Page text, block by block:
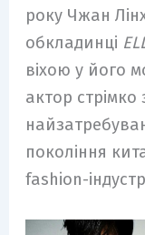
року Чжан
обкладинці
віхою у його
актор стрімко
покоління
fashion-